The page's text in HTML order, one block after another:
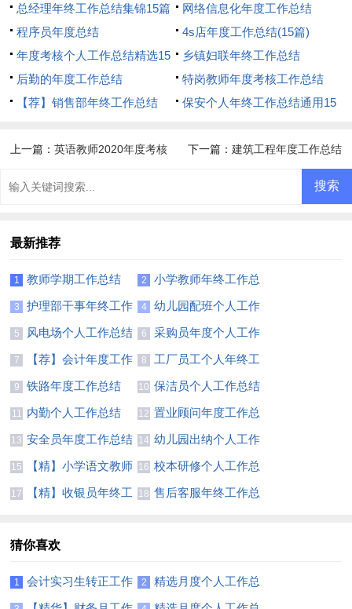
篇)
总经理年终工作总结集锦15篇
网络信息化年度工作总结
程序员年度总结
4s店年度工作总结(15篇)
年度考核个人工作总结精选15
篇
乡镇妇联年终工作总结
后勤的年度工作总结
特岗教师年度考核工作总结
【荐】销售部年终工作总结
保安个人年终工作总结通用15
上一篇：英语教师2020年度考核
下一篇： 建筑工程年度工作总结
最新推荐
1
教师学期工作总结
(集锦15篇)
2
小学教师年终工作总
结汇编15篇
3
护理部干事年终工作
总结
4
幼儿园配班个人工作
总结
5
风电场个人工作总结
9篇
6
采购员年度个人工作
总结15篇
7
【荐】会计年度工作
总结
8
工厂员工个人年终工
作总结(15篇)
9 铁路年度工作总结 10 保洁员个人工作总结
(精选15篇)
11
内勤个人工作总结
(15篇)
12 置业顾问年度工作总
结(合集15篇)
13 安全员年度工作总结
(15篇)
14 幼儿园出纳个人工作
总结
15
【精】小学语文教师
个人工作总结
16 校本研修个人工作总
结【荐】
17
【精】收银员年终工
18 售后客服年终工作总
猜你喜欢
1
会计实习生转正工作
总结7篇
2
精选月度个人工作总
结锦集6篇